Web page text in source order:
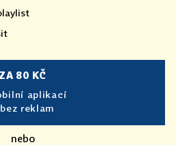
ZA 80 KČ
aplikací
reklam
nebo